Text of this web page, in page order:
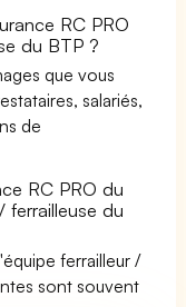
RC PRO
du BTP ?
que vous
salariés,
de
RC PRO du
ferrailleuse du
ferrailleur /
sont souvent